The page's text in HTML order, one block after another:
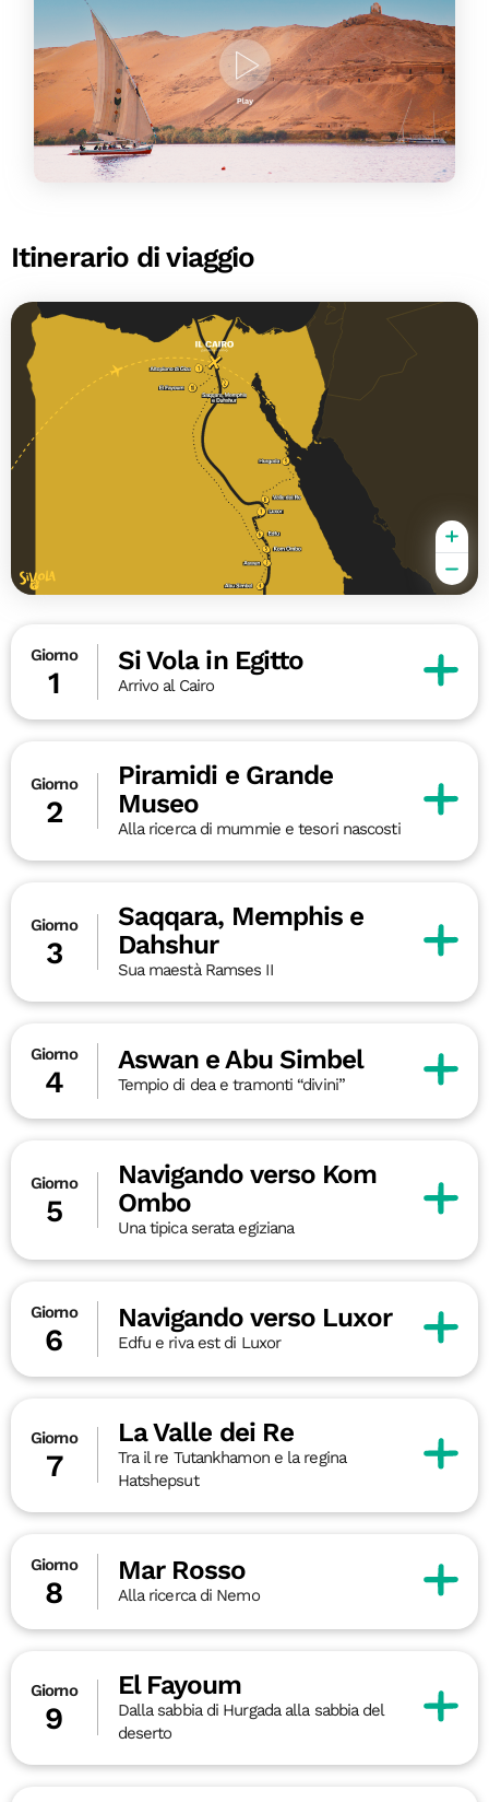
Itinerario di viaggio
Giorno
1
Si Vola in Egitto
Arrivo al Cairo
Giorno
2
Piramidi e Grande
Museo
Alla ricerca di mummie e tesori nascosti
Giorno
3
Saqqara, Memphis e
Dahshur
Sua maestà Ramses II
Giorno
4
Aswan e Abu Simbel
Tempio di dea e tramonti “divini”
Giorno
5
Navigando verso Kom
Ombo
Una tipica serata egiziana
Giorno
6
Navigando verso Luxor
Edfu e riva est di Luxor
Giorno
7
La Valle dei Re
Tra il re Tutankhamon e la regina
Hatshepsut
Giorno
8
Mar Rosso
Alla ricerca di Nemo
Giorno
9
El Fayoum
Dalla sabbia di Hurgada alla sabbia del
deserto